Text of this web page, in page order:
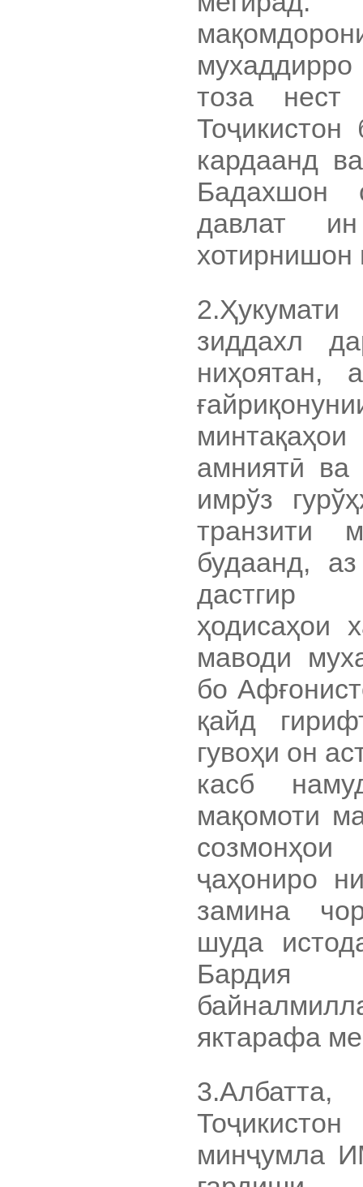
мухаддирро
тоза нест
кардаанд
Бадахшон
давлат
хотирнишон
зиддахл
ниҳоятан,
амниятӣ ва
имрўз
транзити
будаанд,
дастгир
ҳодисаҳои
маводи
бо
қайд
гувоҳи он
касб
мақомоти
ҷаҳониро
замина
шуда
Бардия
яктарафа
минҷумла